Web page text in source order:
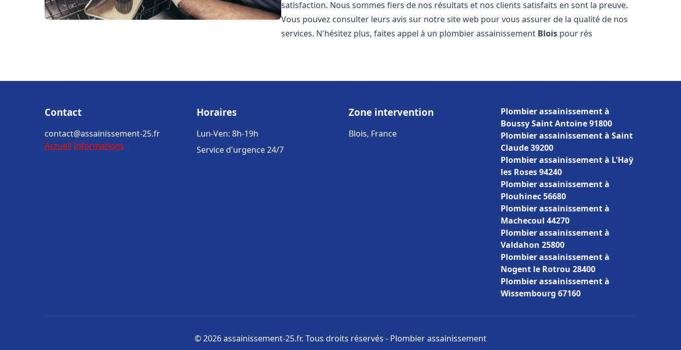
satisfaction. Nous sommes fiers de nos résultats et nos clients satisfaits en sont la preuve.
Vous pouvez consulter leurs avis sur notre site web pour vous assurer de la qualité de nos
services. N'hésitez plus, faites appel à un plombier assainissement Blois pour rés
Contact
contact@assainissement-25.fr
Accueil Informations
Horaires
Lun-Ven: 8h-19h
Service d'urgence 24/7
Zone intervention
Blois, France
Plombier assainissement à
Boussy Saint Antoine 91800
Plombier assainissement à Saint
Claude 39200
Plombier assainissement à L'Haÿ
les Roses 94240
Plombier assainissement à
Plouhinec 56680
Plombier assainissement à
Machecoul 44270
Plombier assainissement à
Valdahon 25800
Plombier assainissement à
Nogent le Rotrou 28400
Plombier assainissement à
Wissembourg 67160
© 2026 assainissement-25.fr. Tous droits réservés - Plombier assainissement